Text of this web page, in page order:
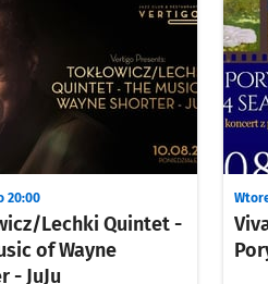
Lechki Quintet -
of Wayne
- JuJu
20:00